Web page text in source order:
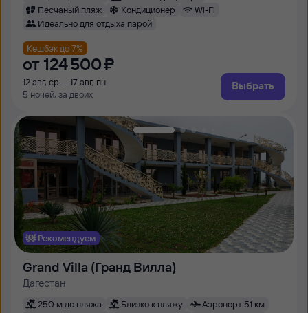
Песчаный пляж
Кондиционер
Wi-Fi
Идеально для отдыха парой
Кешбэк до 7%
от 124 ⁠500 ⁠₽
12 авг, ср — 17 авг, пн
5 ночей, за двоих
Выбрать
Рекомендуем
Grand Villa (Гранд Вилла)
Дагестан
250 м до пляжа Близко к пляжу
Аэропорт 51 км